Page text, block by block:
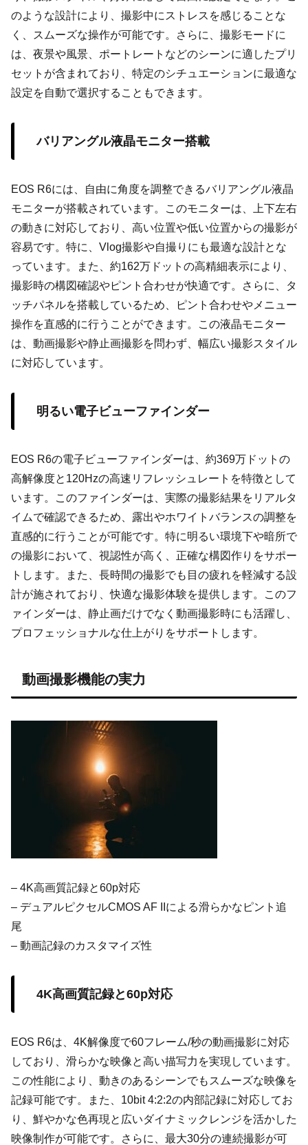
のような設計により、撮影中にストレスを感じることな
く、スムーズな操作が可能です。さらに、撮影モードに
は、夜景や風景、ポートレートなどのシーンに適したプリ
セットが含まれており、特定のシチュエーションに最適な
設定を自動で選択することもできます。
バリアングル液晶モニター搭載
EOS R6には、自由に角度を調整できるバリアングル液晶
モニターが搭載されています。このモニターは、上下左右
の動きに対応しており、高い位置や低い位置からの撮影が
容易です。特に、Vlog撮影や自撮りにも最適な設計とな
っています。また、約162万ドットの高精細表示により、
撮影時の構図確認やピント合わせが快適です。さらに、タ
ッチパネルを搭載しているため、ピント合わせやメニュー
操作を直感的に行うことができます。この液晶モニター
は、動画撮影や静止画撮影を問わず、幅広い撮影スタイル
に対応しています。
明るい電子ビューファインダー
EOS R6の電子ビューファインダーは、約369万ドットの
高解像度と120Hzの高速リフレッシュレートを特徴として
います。このファインダーは、実際の撮影結果をリアルタ
イムで確認できるため、露出やホワイトバランスの調整を
直感的に行うことが可能です。特に明るい環境下や暗所で
の撮影において、視認性が高く、正確な構図作りをサポー
トします。また、長時間の撮影でも目の疲れを軽減する設
計が施されており、快適な撮影体験を提供します。このフ
ァインダーは、静止画だけでなく動画撮影時にも活躍し、
プロフェッショナルな仕上がりをサポートします。
動画撮影機能の実力
– 4K高画質記録と60p対応
– デュアルピクセルCMOS AF IIによる滑らかなピント追
尾
– 動画記録のカスタマイズ性
4K高画質記録と60p対応
EOS R6は、4K解像度で60フレーム/秒の動画撮影に対応
しており、滑らかな映像と高い描写力を実現しています。
この性能により、動きのあるシーンでもスムーズな映像を
記録可能です。また、10bit 4:2:2の内部記録に対応してお
り、鮮やかな色再現と広いダイナミックレンジを活かした
映像制作が可能です。さらに、最大30分の連続撮影が可